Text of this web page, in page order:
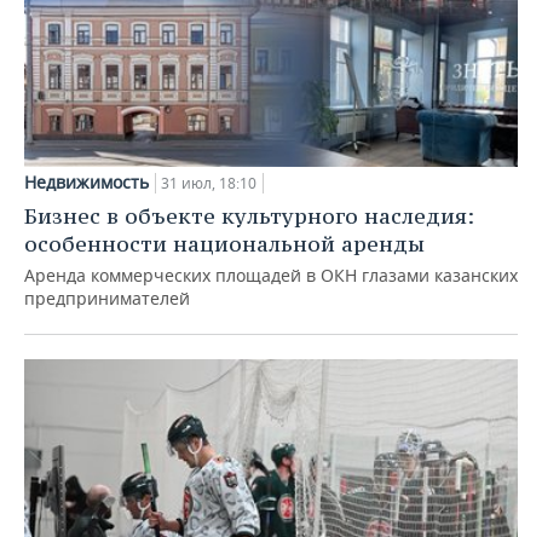
Недвижимость 31 июл, 18:10
Бизнес в объекте культурного наследия:
особенности национальной аренды
Аренда коммерческих площадей в ОКН глазами казанских
предпринимателей